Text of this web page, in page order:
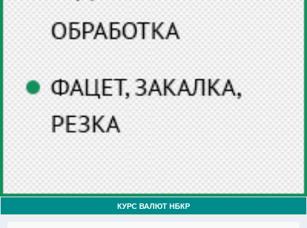
КУРС ВАЛЮТ НБКР